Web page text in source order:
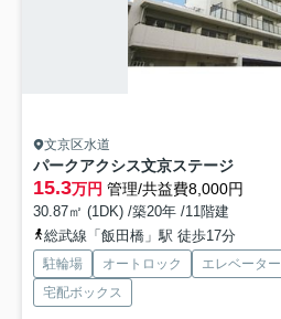
文京区水道
パークアクシス文京ステージ
15.3万円 管理/共益費8,000円
30.87㎡ (1DK) /築20年 /11階建
総武線「飯田橋」駅 徒歩17分
駐輪場 オートロック エレベーター
宅配ボックス